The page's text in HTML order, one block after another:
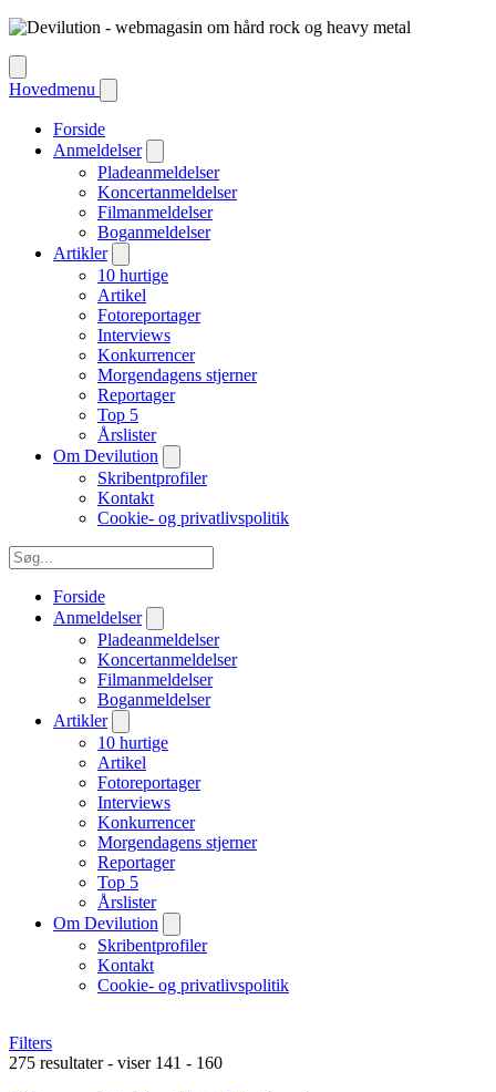
Hovedmenu
Forside
Anmeldelser
Pladeanmeldelser
Koncertanmeldelser
Filmanmeldelser
Boganmeldelser
Artikler
10 hurtige
Artikel
Fotoreportager
Interviews
Konkurrencer
Morgendagens stjerner
Reportager
Top 5
Årslister
Om Devilution
Skribentprofiler
Kontakt
Cookie- og privatlivspolitik
Forside
Anmeldelser
Pladeanmeldelser
Koncertanmeldelser
Filmanmeldelser
Boganmeldelser
Artikler
10 hurtige
Artikel
Fotoreportager
Interviews
Konkurrencer
Morgendagens stjerner
Reportager
Top 5
Årslister
Om Devilution
Skribentprofiler
Kontakt
Cookie- og privatlivspolitik
Filters
275 resultater - viser 141 - 160